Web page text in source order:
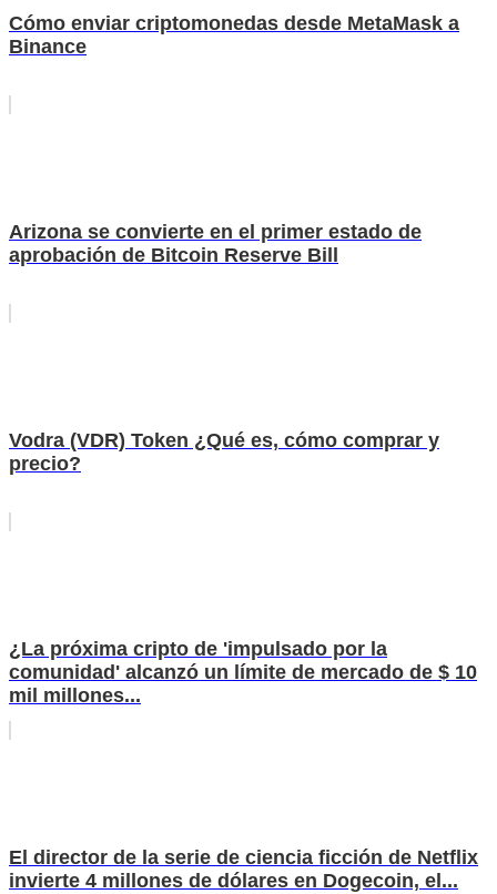
Cómo enviar criptomonedas desde MetaMask a
Binance
Arizona se convierte en el primer estado de
aprobación de Bitcoin Reserve Bill
Vodra (VDR) Token ¿Qué es, cómo comprar y
precio?
¿La próxima cripto de 'impulsado por la
comunidad' alcanzó un límite de mercado de $ 10
mil millones...
El director de la serie de ciencia ficción de Netflix
invierte 4 millones de dólares en Dogecoin, el...